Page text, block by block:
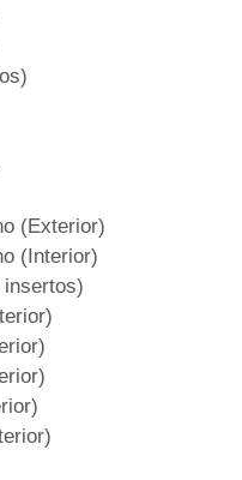
(Exterior)
(Interior)
insertos)